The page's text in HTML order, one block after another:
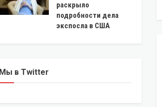
раскрыло
подробности дела
экспосла в США
Мы в Twitter